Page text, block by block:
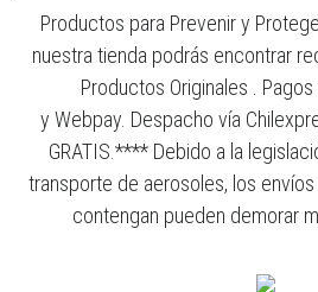
Productos para Prevenir y
nuestra tienda podrás encontrar
Productos Originales .
y Webpay. Despacho vía
GRATIS.**** Debido a la
transporte de aerosoles, los
contengan pueden demorar